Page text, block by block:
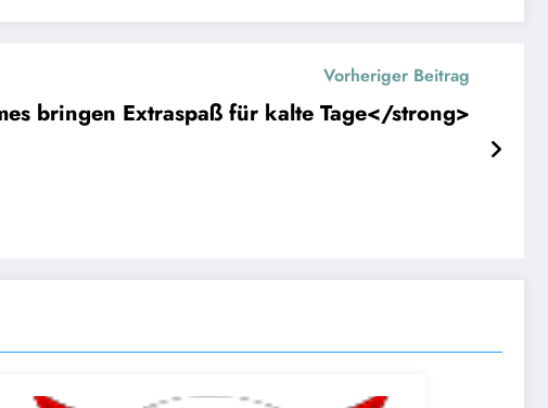
Vorheriger Beitrag
bringen Extraspaß für kalte Tage</strong>